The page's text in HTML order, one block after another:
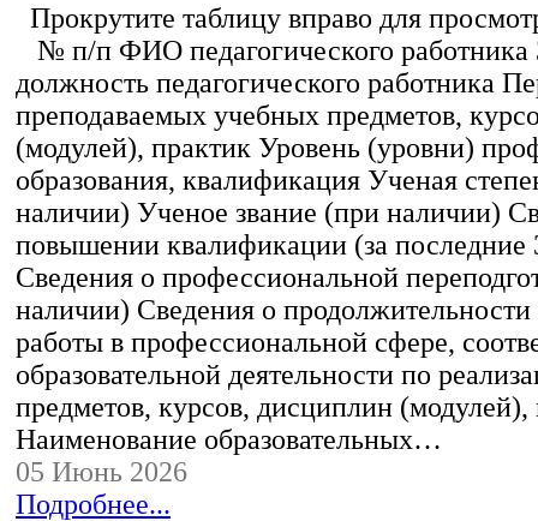
Прокрутите таблицу вправо для
№ п/п ФИО педагогического работника
должность педагогического работника
преподаваемых учебных предметов,
(модулей), практик Уровень (уровни)
образования, квалификация Ученая
наличии) Ученое звание (при наличии)
повышении квалификации (за последние
Сведения о профессиональной
наличии) Сведения о
работы в профессиональной сфере,
образовательной деятельности по
предметов, курсов, дисциплин (модулей),
Наименование образовательных…
05 Июнь 2026
Подробнее...